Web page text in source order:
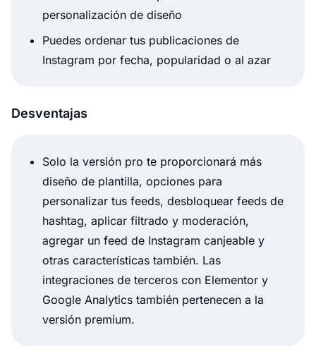
personalización de diseño
Puedes ordenar tus publicaciones de
Instagram por fecha, popularidad o al azar
Desventajas
Solo la versión pro te proporcionará más
diseño de plantilla, opciones para
personalizar tus feeds, desbloquear feeds de
hashtag, aplicar filtrado y moderación,
agregar un feed de Instagram canjeable y
otras características también. Las
integraciones de terceros con Elementor y
Google Analytics también pertenecen a la
versión premium.